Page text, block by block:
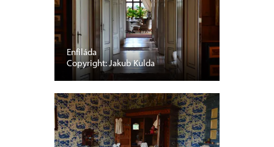
Enfiláda
Copyright: Jakub Kulda